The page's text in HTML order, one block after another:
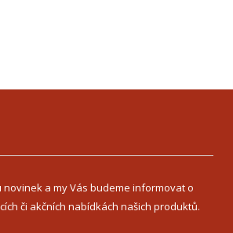
novinek a my Vás budeme informovat o
či akčních nabídkách našich produktů.